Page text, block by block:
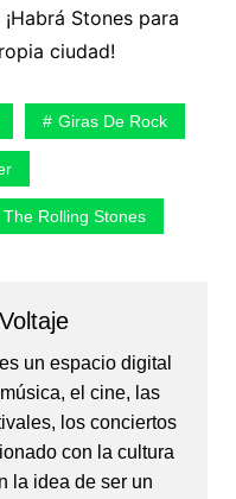
Stones para
ciudad!
Giras De Rock
The Rolling Stones
un espacio digital
el cine, las
los conciertos
con la cultura
la idea de ser un